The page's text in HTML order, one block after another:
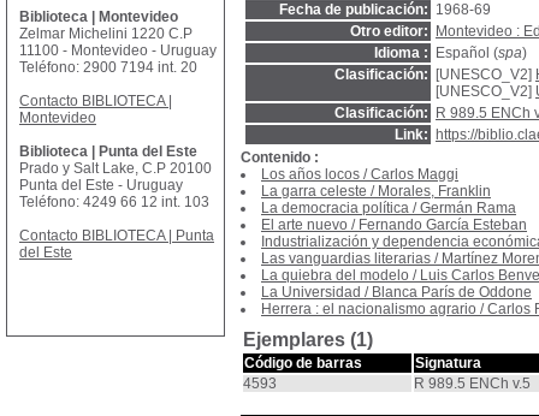
Fecha de publicación: 1968-69
Otro editor:
Montevideo :
Idioma :
Español (spa)
Clasificación:
[UNESCO_V2]
[UNESCO_V2]
Clasificación:
R 989.5 ENCh
Link:
https://
Contenido :
Los años locos /Carlos Maggi
La garra celeste / Morales, Franklin
La democracia política /Germán Rama
El arte nuevo / Fernando García Esteban
Industrialización y dependencia
Las vanguardias literarias / Martínez
La quiebra del modelo / Luis Carlos
La Universidad / Blanca París de Oddone
Herrera : el nacionalismo agrario /Carlos
Ejemplares (1)
Código de barras
Signatura
4593
R 989.5 ENCh v.5
Biblioteca | Montevideo
Zelmar Michelini 1220 C.P
11100 - Montevideo - Uruguay
Teléfono: 2900 7194 int. 20
Contacto BIBLIOTECA |
Montevideo
Biblioteca | Punta del Este
Prado y Salt Lake, C.P 20100
Punta del Este - Uruguay
Teléfono: 4249 66 12 int. 103
Contacto BIBLIOTECA | Punta
del Este